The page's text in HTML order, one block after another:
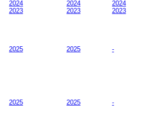
2024
2023
2024
2023
2024
2023
2025 2025 -
2025 2025 -